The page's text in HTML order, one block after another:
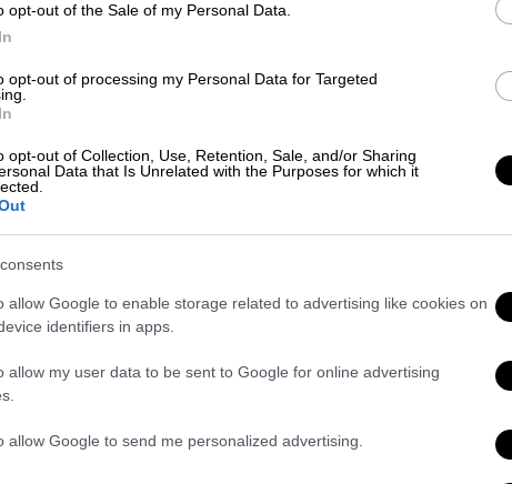
opt-out of the Sale of my Personal Data.
opt-out of processing my Personal Data for Targeted
opt-out of Collection, Use, Retention, Sale, and/or Sharing
Data that Is Unrelated with the Purposes for which it
allow Google to enable storage related to advertising like cookies on
identifiers in apps.
allow my user data to be sent to Google for online advertising
allow Google to send me personalized advertising.
αλλά και τα νέα στελέχη -αυτά
1 και Όμικρον 3 μαζί με το Όμικρον 4
αυτά «είναι προσαρμοσμένα στα
πιο αποτελεσματικά απέναντι στον
αναφέρθηκε στα μελλοντικά
τον επόμενο χρόνο, τα οποία αυτή τη
πιο αποτελεσματικά και πολύ πιο
ο καθηγητής θα έρθουν και άλλα
και θα χορηγούνται πολύ εύκολα σε